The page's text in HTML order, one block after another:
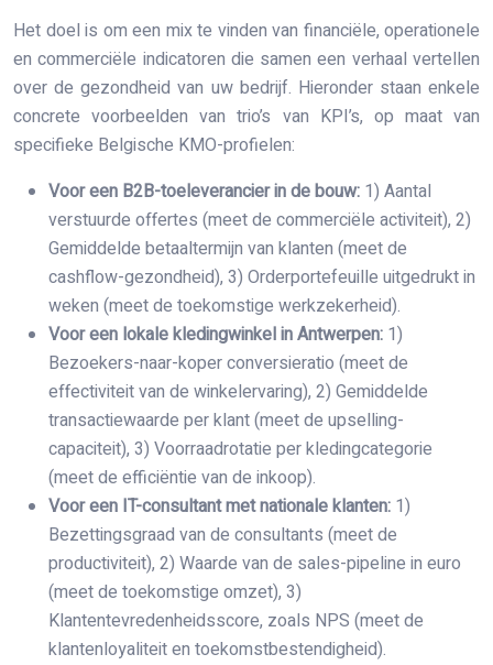
Het doel is om een mix te vinden van financiële, operationele
en commerciële indicatoren die samen een verhaal vertellen
over de gezondheid van uw bedrijf. Hieronder staan enkele
concrete voorbeelden van trio’s van KPI’s, op maat van
specifieke Belgische KMO-profielen:
Voor een B2B-toeleverancier in de bouw: 1) Aantal
verstuurde offertes (meet de commerciële activiteit), 2)
Gemiddelde betaaltermijn van klanten (meet de
cashflow-gezondheid), 3) Orderportefeuille uitgedrukt in
weken (meet de toekomstige werkzekerheid).
Voor een lokale kledingwinkel in Antwerpen: 1)
Bezoekers-naar-koper conversieratio (meet de
effectiviteit van de winkelervaring), 2) Gemiddelde
transactiewaarde per klant (meet de upselling-
capaciteit), 3) Voorraadrotatie per kledingcategorie
(meet de efficiëntie van de inkoop).
Voor een IT-consultant met nationale klanten: 1)
Bezettingsgraad van de consultants (meet de
productiviteit), 2) Waarde van de sales-pipeline in euro
(meet de toekomstige omzet), 3)
Klantentevredenheidsscore, zoals NPS (meet de
klantenloyaliteit en toekomstbestendigheid).